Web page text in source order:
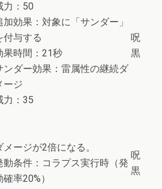
力：50
加効果：対象に「サンダー」
付与する
果時間：21秒
ンダー効果：雷属性の継続ダ
ージ
力：35
呪
黒
メージが2倍になる。
動条件：コラプス実行時（発
確率20%）
呪
黒